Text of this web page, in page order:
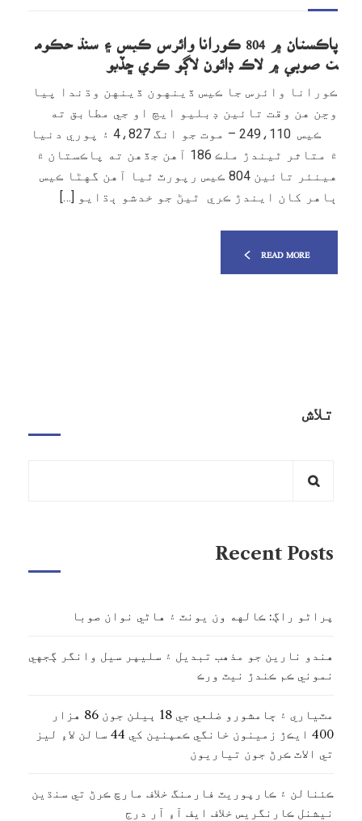
پاڪستان ۾ 804 ڪورانا وائرس ڪيس ۽ سنڌ حڪوم
ت صوبي ۾ لاڪ ڊائون لاڳو ڪري ڇڏيو
ڪورانا وائرس جا ڪيس ڏينهون ڏينهن وڌندا پيا
وڃن هن وقت تائين ڊبليو ايڇ او جي مطابق ته
ڪيس 249،110 – موت جو انگ 4،827 ۽ پوري دنيا
۾ متاثر ٿيندڙ ملڪ 186 آهن جڏهن ته پاڪستان ۾
هينئر تائين 804 ڪيس رپورٽ ٿيا آهن گهڻا ڪيس
ٻاهر کان ايندڙ ڪري ٿيڻ جو خدشو ٻڌايو […]
تلاش
Recent Posts
پراڻو راڳ: ڪالهه ون يونٽ ۽ هاڻي نوان صوبا
هندو نارين جو مذهب تبديل ۽ سليپر سيل وانگر ڳجهي
نموني ڪم ڪندڙ نيٽ ورڪ
مٽياري ۽ ڄامشورو ضلعي جي 18 ٻيلن جون 86 هزار
400 ايڪڙ زمينون خانگي ڪمپنين کي 44 سالن لاءِ ليز
تي الاٽ ڪرڻ جون تياريون
ڪئنالن ۽ ڪارپوريٽ فارمنگ خلاف مارچ ڪرڻ تي سنڌين
نيشنل ڪارنگريس خلاف ايف آءِ آر درج